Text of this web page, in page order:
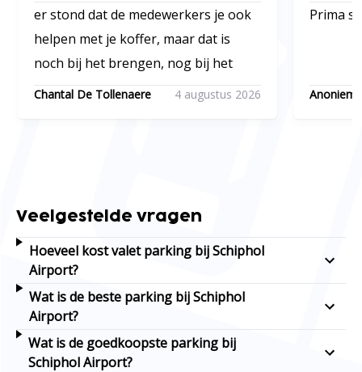
er stond dat de medewerkers je ook
helpen met je koffer, maar dat is
noch bij het brengen, nog bij het
halen gebeurd...ze staan er op te
Chantal De Tollenaere 4 augustus 2026
Prima
Anoniem
Veelgestelde vragen
Hoeveel kost valet parking bij Schiphol
Airport?
Wat is de beste parking bij Schiphol
Airport?
Wat is de goedkoopste parking bij
Schiphol Airport?